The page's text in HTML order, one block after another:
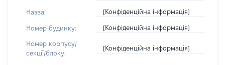
Назва: [Конфіденційна інформація]
Номер будинку: [Конфіденційна інформація]
Номер корпусу/
секції/блоку:
[Конфіденційна інформація]